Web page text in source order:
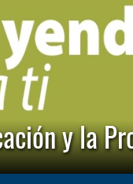
y la